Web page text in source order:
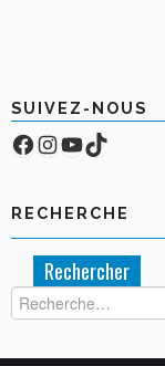
SUIVEZ-NOUS
Facebook
Compte Instagram
YouTube
TikTok
RECHERCHE
Rechercher :